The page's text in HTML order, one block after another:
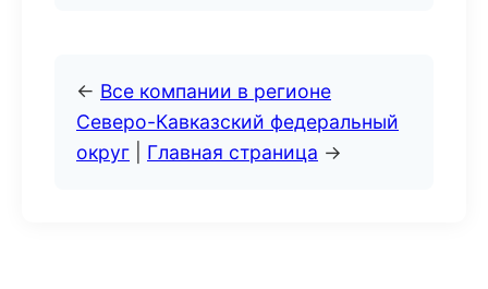
← Все компании в регионе
Северо-Кавказский федеральный
округ
Главная страница →